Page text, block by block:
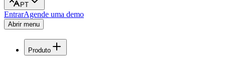
PT
EntrarAgende uma demo
Abrir menu
Produto